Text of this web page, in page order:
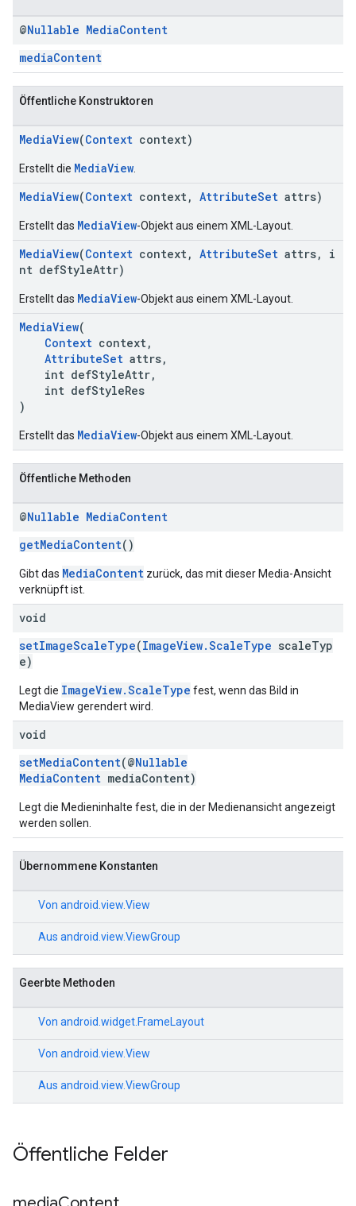
@Nullable MediaContent
mediaContent
Öffentliche Konstruktoren
MediaView(Context context)
Erstellt die MediaView
MediaView(Context context, AttributeSet attrs)
Erstellt das MediaView-Objekt aus einem XML-Layout.
MediaView(Context context, AttributeSet attrs, i
nt defStyleAttr)
Erstellt das MediaView-Objekt aus einem XML-Layout.
MediaView(
Context context,
AttributeSet attrs,
int defStyleAttr,
int defStyleRes
)
Erstellt das MediaView-Objekt aus einem XML-Layout.
Öffentliche Methoden
@Nullable MediaContent
getMediaContent()
Gibt das MediaContent zurück, das mit dieser Media-Ansicht
verknüpft ist.
void
setImageScaleType(ImageView.ScaleType scaleTyp
e)
Legt die ImageView.ScaleType fest, wenn das Bild in
MediaView gerendert wird.
void
setMediaContent(@Nullable
MediaContent mediaContent)
Legt die Medieninhalte fest, die in der Medienansicht angezeigt
werden sollen.
Übernommene Konstanten
Von android.view.View
Aus android.view.ViewGroup
Geerbte Methoden
Von android.widget.FrameLayout
Von android.view.View
Aus android.view.ViewGroup
Öffentliche Felder